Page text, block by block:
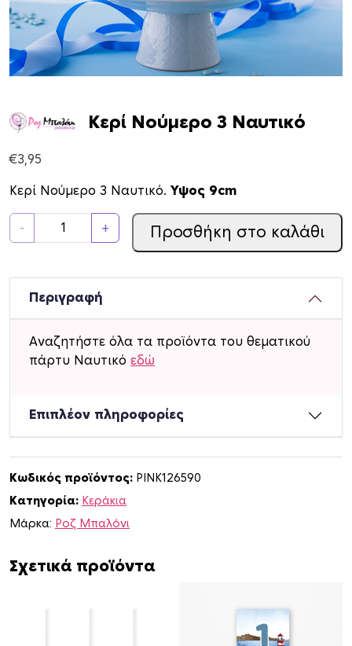
Κερί Νούμερο 3 Ναυτικό
€3,95
Κερί Νούμερο 3 Ναυτικό. Υψος 9cm
-
ε
ί
ο
υ
τ
ι
ό
+ Προσθήκη στο καλάθι
Περιγραφή
Αναζητήστε όλα τα προϊόντα του θεματικού
πάρτυ Ναυτικό εδώ
Επιπλέον πληροφορίες
Κωδικός προϊόντος: PINK126590
Κατηγορία: Κεράκια
Μάρκα: Ροζ Μπαλόνι
Σχετικά προϊόντα